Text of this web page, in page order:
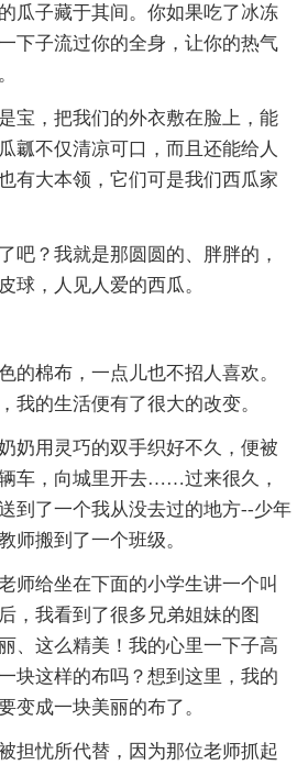
瓜子藏于其间。你如果吃了冰冻
下子流过你的全身，让你的热气
，把我们的外衣敷在脸上，能
瓤不仅清凉可口，而且还能给人
有大本领，它们可是我们西瓜家
？我就是那圆圆的、胖胖的，
球，人见人爱的西瓜。
棉布，一点儿也不招人喜欢。
我的生活便有了很大的改变。
用灵巧的双手织好不久，便被
车，向城里开去……过来很久，
到了一个我从没去过的地方--少年
师搬到了一个班级。
给坐在下面的小学生讲一个叫
，我看到了很多兄弟姐妹的图
、这么精美！我的心里一下子高
块这样的布吗？想到这里，我的
变成一块美丽的布了。
忧所代替，因为那位老师抓起